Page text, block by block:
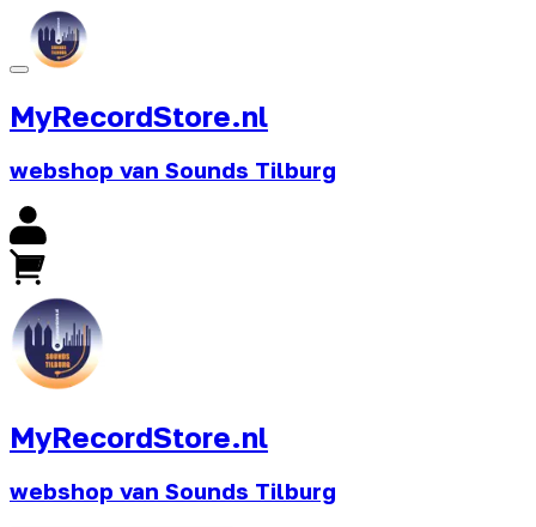
MyRecordStore.nl
webshop van Sounds Tilburg
MyRecordStore.nl
webshop van Sounds Tilburg